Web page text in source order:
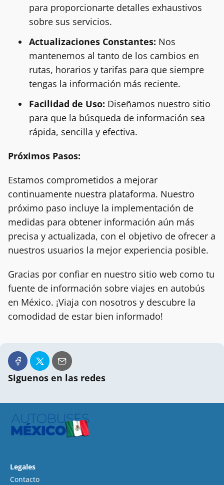
para proporcionarte detalles exhaustivos
sobre sus servicios.
Actualizaciones Constantes: Nos
mantenemos al tanto de los cambios en
rutas, horarios y tarifas para que siempre
tengas la información más reciente.
Facilidad de Uso: Diseñamos nuestro sitio
para que la búsqueda de información sea
rápida, sencilla y efectiva.
Próximos Pasos:
Estamos comprometidos a mejorar
continuamente nuestra plataforma. Nuestro
próximo paso incluye la implementación de
medidas para obtener información aún más
precisa y actualizada, con el objetivo de ofrecer a
nuestros usuarios la mejor experiencia posible.
Gracias por confiar en nuestro sitio web como tu
fuente de información sobre viajes en autobús
en México. ¡Viaja con nosotros y descubre la
comodidad de estar bien informado!
Siguenos en las redes
Legales
Contacto